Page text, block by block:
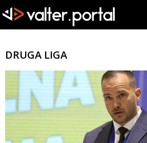
DRUGA LIGA